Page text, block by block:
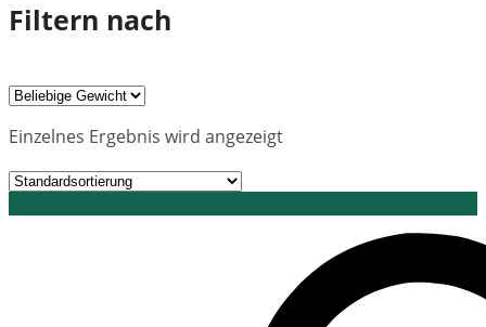
Filtern nach
Einzelnes Ergebnis wird angezeigt